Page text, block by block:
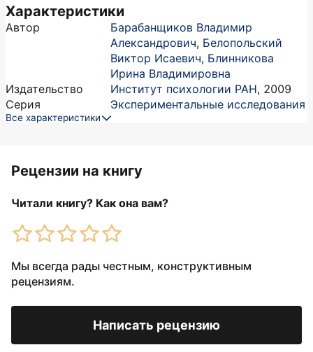
Характеристики
Автор
Барабанщиков Владимир
Александрович, Белопольский
Виктор Исаевич, Блинникова
Ирина Владимировна
Издательство
Институт психологии РАН, 2009
Серия
Экспериментальные исследования
Все характеристики
Рецензии на книгу
Читали книгу? Как она вам?
Мы всегда рады честным, конструктивным
рецензиям.
Написать рецензию